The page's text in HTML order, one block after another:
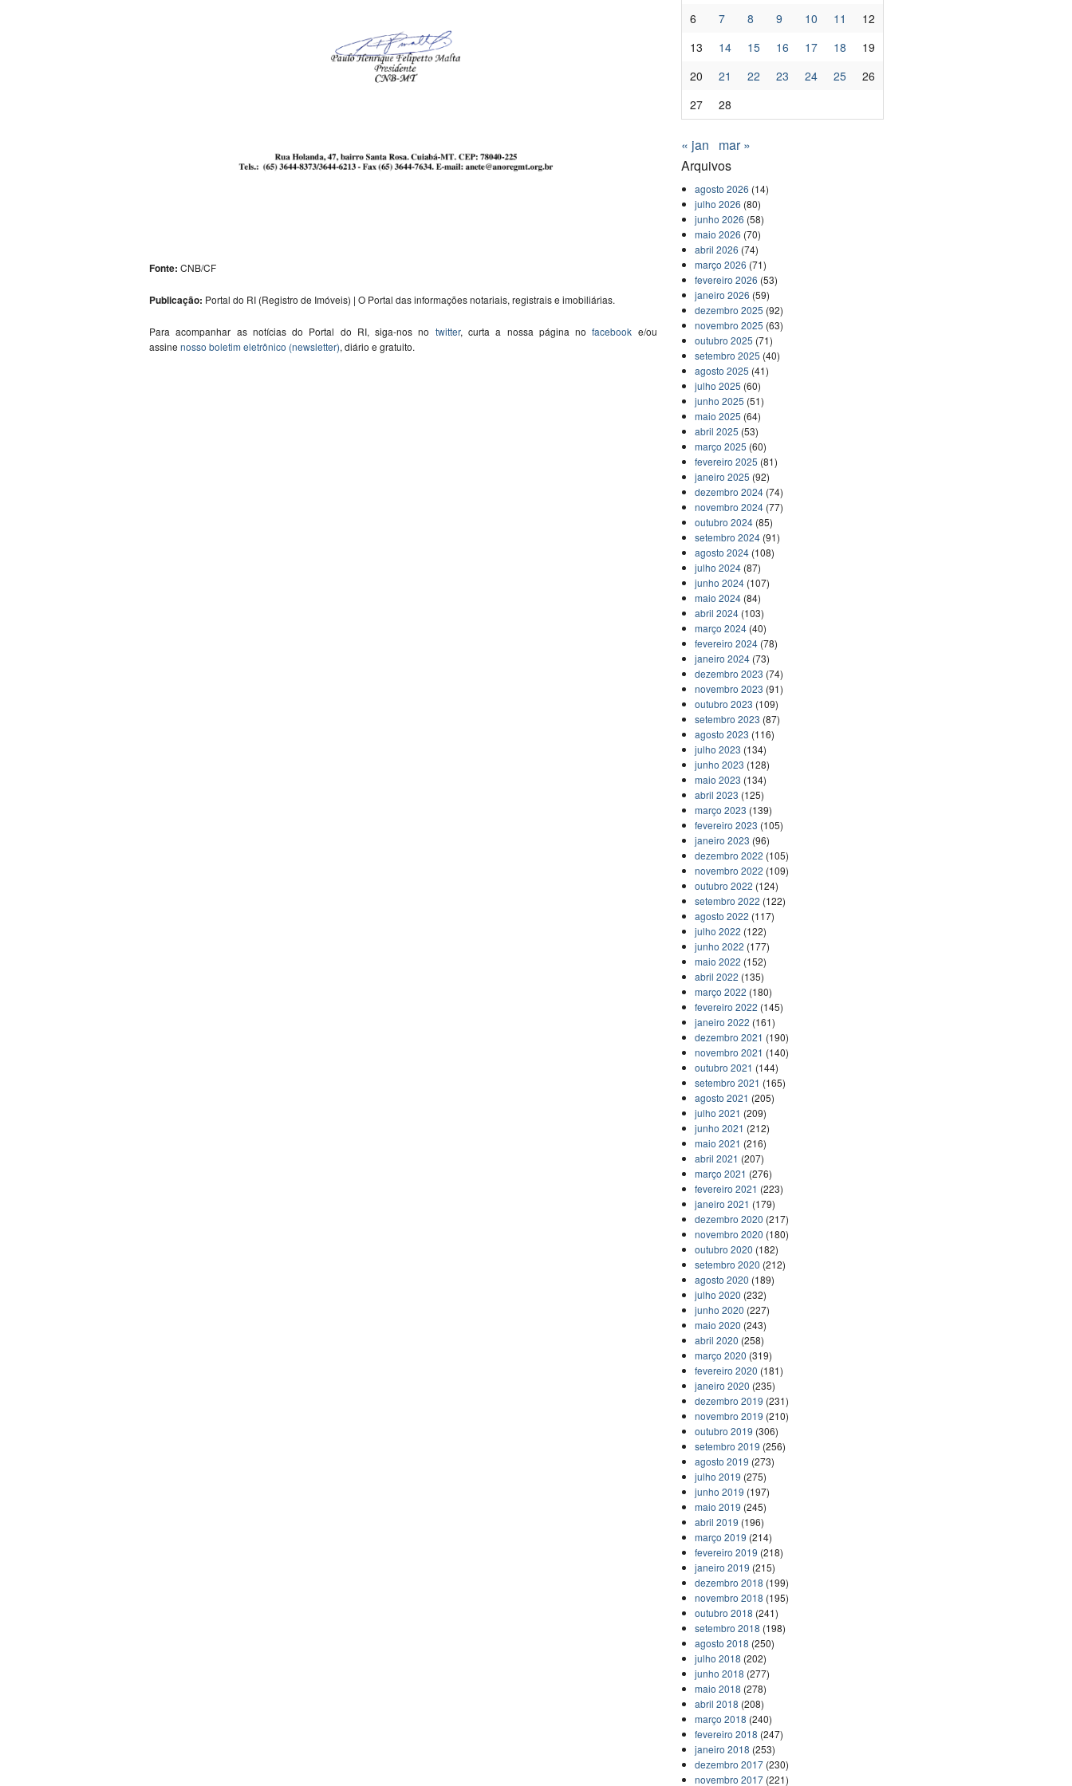
Fonte: CNB/CF
Publicação: Portal do RI (Registro de Imóveis) | O Portal das informações notariais, registrais e imobiliárias.
Para acompanhar as notícias do Portal do RI, siga-nos no twitter, curta a nossa página nofacebook e/ou
assine nosso boletim eletrônico (newsletter), diário e gratuito.
6 7 8 9 10 11
12
13
14 15 16 17 18
19
20
21 22 23 24 25
26
27
28
« jan
mar »
Arquivos
agosto 2026 (14)
julho 2026 (80)
junho 2026 (58)
maio 2026 (70)
abril 2026 (74)
março 2026 (71)
fevereiro 2026 (53)
janeiro 2026 (59)
dezembro 2025 (92)
novembro 2025 (63)
outubro 2025 (71)
setembro 2025 (40)
agosto 2025 (41)
julho 2025 (60)
junho 2025 (51)
maio 2025 (64)
abril 2025 (53)
março 2025 (60)
fevereiro 2025 (81)
janeiro 2025 (92)
dezembro 2024 (74)
novembro 2024 (77)
outubro 2024 (85)
setembro 2024 (91)
agosto 2024 (108)
julho 2024 (87)
junho 2024 (107)
maio 2024 (84)
abril 2024 (103)
março 2024 (40)
fevereiro 2024 (78)
janeiro 2024 (73)
dezembro 2023 (74)
novembro 2023 (91)
outubro 2023 (109)
setembro 2023 (87)
agosto 2023 (116)
julho 2023 (134)
junho 2023 (128)
maio 2023 (134)
abril 2023 (125)
março 2023 (139)
fevereiro 2023 (105)
janeiro 2023 (96)
dezembro 2022 (105)
novembro 2022 (109)
outubro 2022 (124)
setembro 2022 (122)
agosto 2022 (117)
julho 2022 (122)
junho 2022 (177)
maio 2022 (152)
abril 2022 (135)
março 2022 (180)
fevereiro 2022 (145)
janeiro 2022 (161)
dezembro 2021 (190)
novembro 2021 (140)
outubro 2021 (144)
setembro 2021 (165)
agosto 2021 (205)
julho 2021 (209)
junho 2021 (212)
maio 2021 (216)
abril 2021 (207)
março 2021 (276)
fevereiro 2021 (223)
janeiro 2021 (179)
dezembro 2020 (217)
novembro 2020 (180)
outubro 2020 (182)
setembro 2020 (212)
agosto 2020 (189)
julho 2020 (232)
junho 2020 (227)
maio 2020 (243)
abril 2020 (258)
março 2020 (319)
fevereiro 2020 (181)
janeiro 2020 (235)
dezembro 2019 (231)
novembro 2019 (210)
outubro 2019 (306)
setembro 2019 (256)
agosto 2019 (273)
julho 2019 (275)
junho 2019 (197)
maio 2019 (245)
abril 2019 (196)
março 2019 (214)
fevereiro 2019 (218)
janeiro 2019 (215)
dezembro 2018 (199)
novembro 2018 (195)
outubro 2018 (241)
setembro 2018 (198)
agosto 2018 (250)
julho 2018 (202)
junho 2018 (277)
maio 2018 (278)
abril 2018 (208)
março 2018 (240)
fevereiro 2018 (247)
janeiro 2018 (253)
dezembro 2017 (230)
novembro 2017 (221)